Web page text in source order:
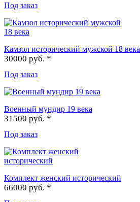
Под заказ
Камзол исторический мужской 18 века
30000 руб. *
Под заказ
Военный мундир 19 века
31500 руб. *
Под заказ
Комплект женский исторический
66000 руб. *